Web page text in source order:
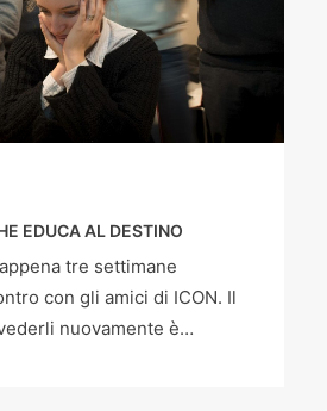
EDUCA AL DESTINO
tre settimane
con gli amici di ICON. Il
nuovamente è…